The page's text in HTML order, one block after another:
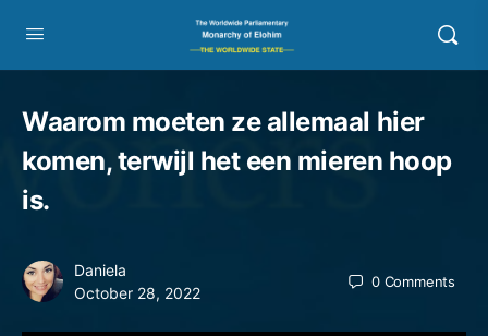
Waarom moeten ze allemaal hier
komen, terwijl het een mieren hoop
is.
Daniela
October 28, 2022
0 Comments